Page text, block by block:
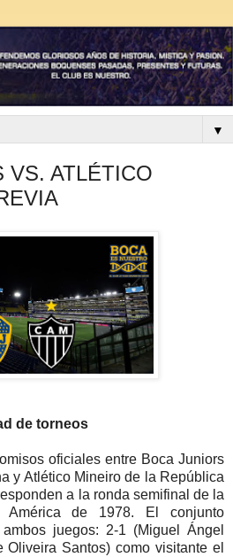
▼
VS. ATLÉTICO
de torneos
oficiales entre Boca Juniors
y Atlético Mineiro de la República
a la ronda semifinal de la
América de 1978. El conjunto
juegos: 2-1 (Miguel Ángel
Santos) como visitante el